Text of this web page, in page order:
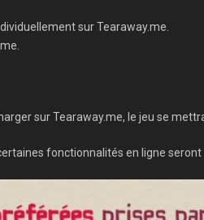
sur Tearaway.me.
sur Tearaway.me, le jeu se
fonctionnalités en ligne